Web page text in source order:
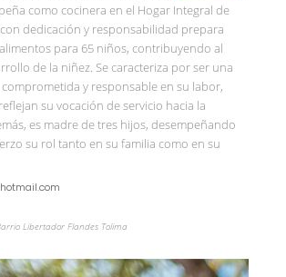
como cocinera en el Hogar Integral de
dedicación y responsabilidad prepara
para 65 niños, contribuyendo al
de la niñez. Se caracteriza por ser una
y responsable en su labor,
su vocación de servicio hacia la
es madre de tres hijos, desempeñando
su rol tanto en su familia como en su
Libertador Flandes Tolima